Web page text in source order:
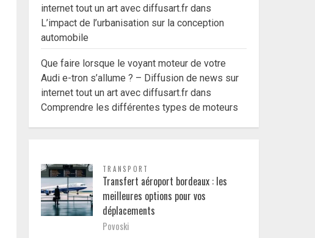
internet tout un art avec diffusart.fr dans
L’impact de l’urbanisation sur la conception
automobile
Que faire lorsque le voyant moteur de votre
Audi e-tron s’allume ? – Diffusion de news sur
internet tout un art avec diffusart.fr dans
Comprendre les différentes types de moteurs
TRANSPORT
Transfert aéroport bordeaux : les
meilleures options pour vos
déplacements
Povoski